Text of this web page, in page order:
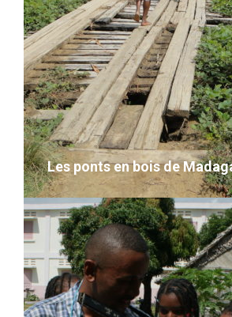
Les fruits exotiques de
Madagascar
VOIR LE DÉTAIL
Les ponts en bois de